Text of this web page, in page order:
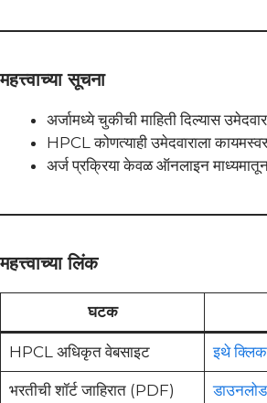
महत्त्वाच्या सूचना
अर्जामध्ये चुकीची माहिती दिल्यास
HPCL कोणत्याही उमेदवाराला
अर्ज प्रक्रिया केवळ ऑनलाइन
महत्त्वाच्या लिंक
घटक
HPCL अधिकृत वेबसाइट इथे
भरतीची शॉर्ट जाहिरात (PDF)